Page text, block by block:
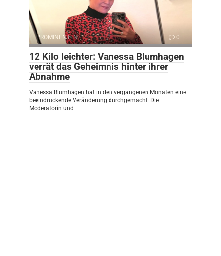
PROMINENTEN 0
12 Kilo leichter: Vanessa Blumhagen
verrät das Geheimnis hinter ihrer
Abnahme
Vanessa Blumhagen hat in den vergangenen Monaten eine
beeindruckende Veränderung durchgemacht. Die
Moderatorin und